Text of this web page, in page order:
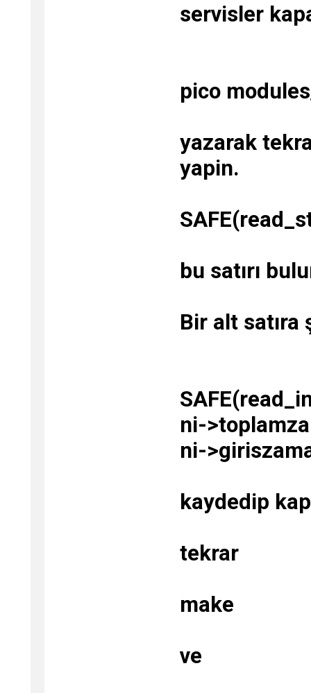
servisler
pico
yazarak
yapin.
bu satırı
Bir alt satıra
ni-
ni-
kaydedip
tekrar
make
ve